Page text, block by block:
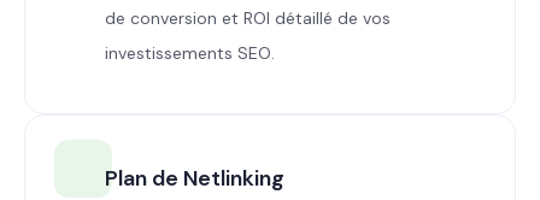
de conversion et ROI détaillé de vos
investissements SEO.
Plan de Netlinking